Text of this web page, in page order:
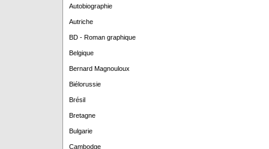
Autobiographie
Autriche
BD - Roman graphique
Belgique
Bernard Magnouloux
Biélorussie
Brésil
Bretagne
Bulgarie
Cambodge